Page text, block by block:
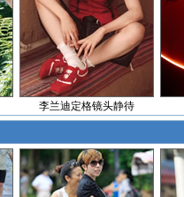
李兰迪定格镜头静待